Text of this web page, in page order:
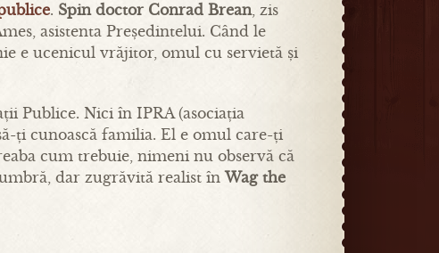
. Spin doctor Conrad Brean, zis
asistenta Președintelui. Când le
e ucenicul vrăjitor, omul cu servietă și
Publice. Nici în IPRA (asociația
ți cunoască familia. El e omul care-ți
cum trebuie, nimeni nu observă că
dar zugrăvită realist înWag the